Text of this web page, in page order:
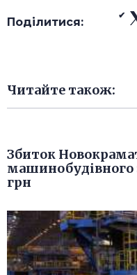
Поділитися:
Читайте також:
Збиток
машинобудівного
грн